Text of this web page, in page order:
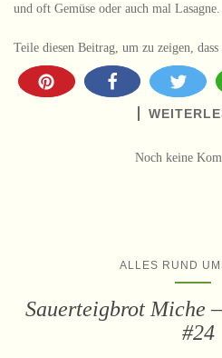
und oft Gemüse oder auch mal
Teile diesen Beitrag, um zu zeigen,
Noch keine
ALLES RUND
Sauerteigbrot Miche
#24